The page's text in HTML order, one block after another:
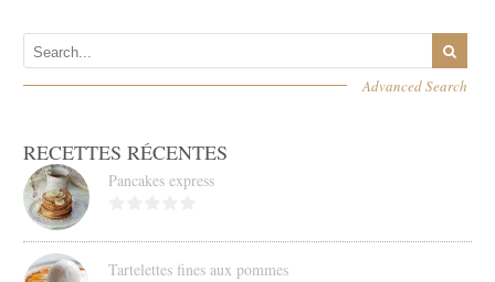
Advanced Search
RECETTES RÉCENTES
Pancakes express
Tartelettes fines aux pommes